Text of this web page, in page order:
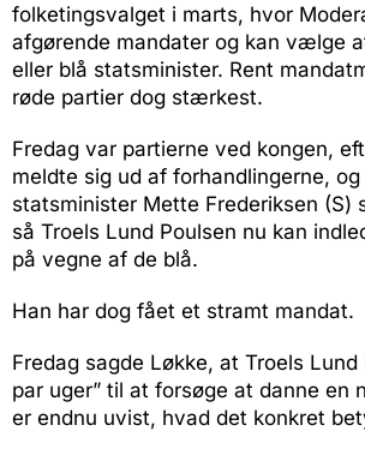
folketingsvalget i marts, hvor
afgørende mandater og kan vælge
eller blå statsminister. Rent
røde partier dog stærkest.
Fredag var partierne ved kongen,
meldte sig ud af forhandlingerne,
statsminister Mette Frederiksen (S)
så Troels Lund Poulsen nu kan
på vegne af de blå.
Han har dog fået et stramt mandat.
Fredag sagde Løkke, at Troels Lund
par uger” til at forsøge at danne en
er endnu uvist, hvad det konkret